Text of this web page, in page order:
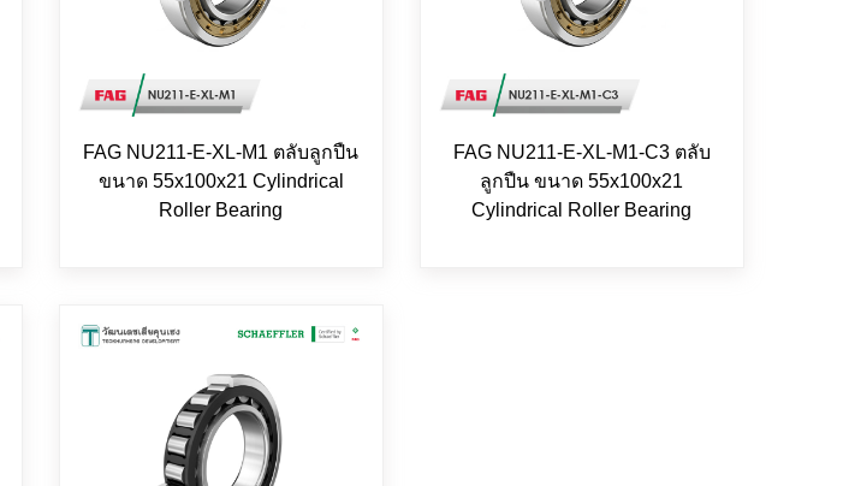
FAG NU211-E-XL-M1 ตลับลูกปืน
ขนาด 55x100x21 Cylindrical
Roller Bearing
FAG NU211-E-XL-M1-C3 ตลับ
ลูกปืน ขนาด 55x100x21
Cylindrical Roller Bearing